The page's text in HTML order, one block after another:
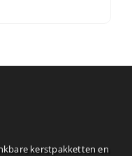
kerstpakketten en